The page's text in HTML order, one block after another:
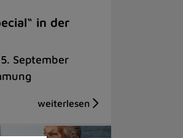
in der
September